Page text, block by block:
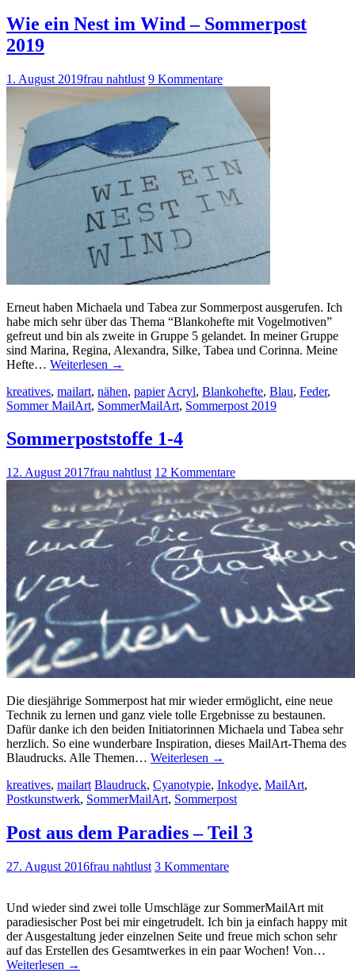
Wie ein Nest im Wind – Sommerpost
2019
1. August 2019frau nahtlust 9 Kommentare
Erneut haben Michaela und Tabea zur Sommerpost ausgerufen. Ich
habe mich sehr über das Thema “Blankohefte mit Vogelmotiven”
gefreut und bin als zweite in Gruppe 5 gelandet. In meiner Gruppe
sind Marina, Regina, Alexandra, Silke, Tabea und Corinna. Meine
Hefte… Weiterlesen →
kreatives, mailart, nähen, papier Acryl, Blankohefte, Blau, Feder,
Sommer MailArt, SommerMailArt, Sommerpost 2019
Sommerpoststoffe 1-4
12. August 2017frau nahtlust 12 Kommentare
Die diesjährige Sommerpost hat mir wieder ermöglicht, eine neue
Technik zu lernen und ganz viele tolle Ergebnisse zu bestaunen.
Dafür danke ich den beiden Initiatorinnen Michaela und Tabea sehr
herzlich. So eine wunderbare Inspiration, dieses MailArt-Thema des
Blaudrucks. Alle Themen… Weiterlesen →
kreatives, mailart Blaudruck, Cyanotypie, Inkodye, MailArt,
Postkunstwerk, SommerMailArt, Sommerpost
Post aus dem Paradies – Teil 3
27. August 2016frau nahtlust 3 Kommentare
Und wieder sind zwei tolle Umschläge zur SommerMailArt mit
paradiesischer Post bei mir eingetrudelt. Ich bin ja einfach happy mit
der Ausgestaltung jeder einzelnen Seite und freue mich schon sehr
auf das Erstellen des Gesamtwerkes in ein paar Wochen! Von…
Weiterlesen →